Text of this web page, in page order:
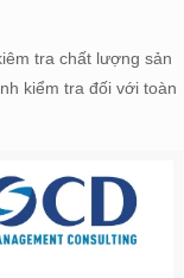
tra chất lượng sản
kiểm tra đối với toàn